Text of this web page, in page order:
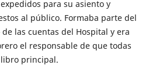
para su asiento y
al público. Formaba parte del
las cuentas del Hospital y era
el responsable de que todas
principal.